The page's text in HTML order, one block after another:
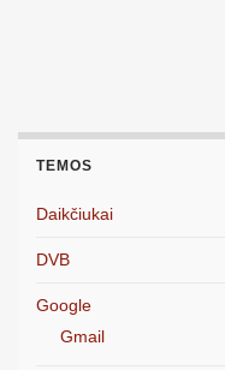
TEMOS
Daikčiukai
DVB
Google
Gmail